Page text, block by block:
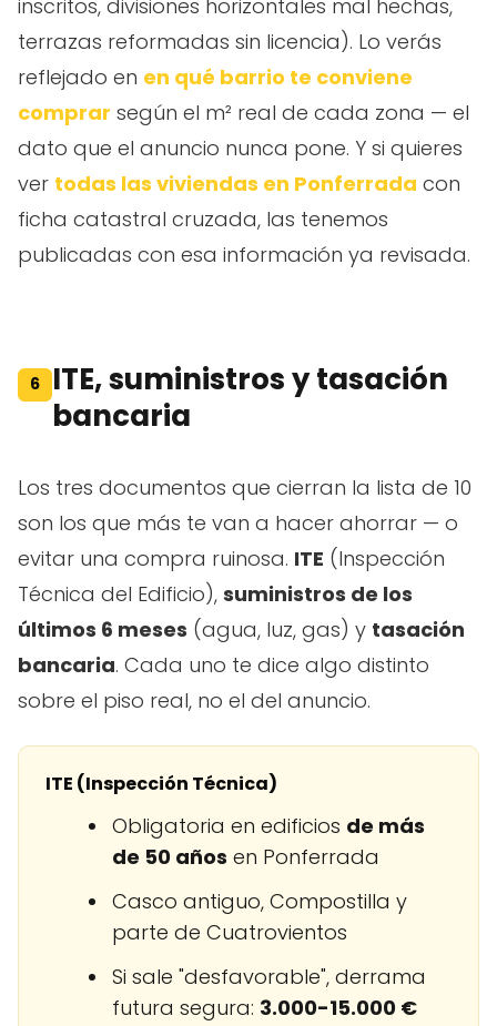
inscritos, divisiones horizontales mal hechas,
terrazas reformadas sin licencia). Lo verás
reflejado en en qué barrio te conviene
comprar según el m² real de cada zona — el
dato que el anuncio nunca pone. Y si quieres
ver todas las viviendas en Ponferrada con
ficha catastral cruzada, las tenemos
publicadas con esa información ya revisada.
6
ITE, suministros y tasación
bancaria
Los tres documentos que cierran la lista de 10
son los que más te van a hacer ahorrar — o
evitar una compra ruinosa. ITE (Inspección
Técnica del Edificio), suministros de los
últimos 6 meses (agua, luz, gas) y tasación
bancaria. Cada uno te dice algo distinto
sobre el piso real, no el del anuncio.
ITE (Inspección Técnica)
Obligatoria en edificios de más
de 50 años en Ponferrada
Casco antiguo, Compostilla y
parte de Cuatrovientos
Si sale "desfavorable", derrama
futura segura: 3.000-15.000 €